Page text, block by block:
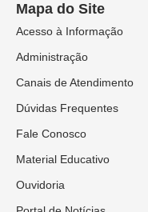
Mapa do Site
Acesso à Informação
Administração
Canais de Atendimento
Dúvidas Frequentes
Fale Conosco
Material Educativo
Ouvidoria